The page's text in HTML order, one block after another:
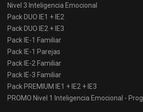
Nivel 3 Inteligencia Emocional
Pack DUO IE1 + IE2
Pack DUO IE2 + IE3
Pack IE-1 Familiar
Pack IE-1 Parejas
Pack IE-2 Familiar
Pack IE-3 Familiar
Pack PREMIUM IE1 + IE2 + IE3
PROMO Nivel 1 Inteligencia Emocional -